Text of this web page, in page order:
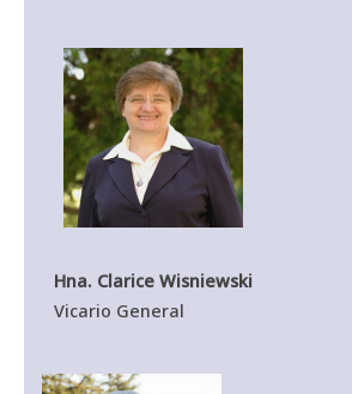
Hna. Clarice Wisniewski
Vicario General